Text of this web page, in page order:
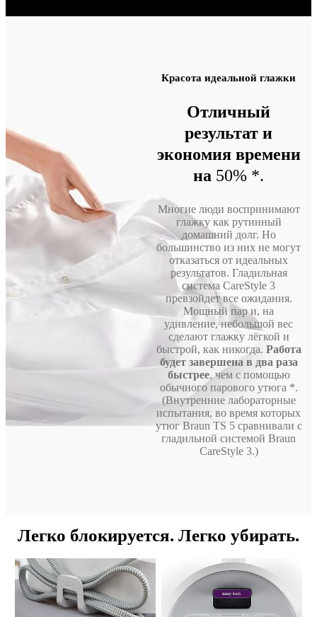
Красота идеальной глажки
Отличный
результат и
экономия времени
на 50% *.
Многие люди воспринимают
глажку как рутинный
домашний долг. Но
большинство из них не могут
отказаться от идеальных
результатов. Гладильная
система CareStyle 3
превзойдет все ожидания.
Мощный пар и, на
удивление, небольшой вес
сделают глажку лёгкой и
быстрой, как никогда. Работа
будет завершена в два раза
быстрее, чем с помощью
обычного парового утюга *.
(Внутренние лабораторные
испытания, во время которых
утюг Braun TS 5 сравнивали с
гладильной системой Braun
CareStyle 3.)
Легко блокируется. Легко убирать.